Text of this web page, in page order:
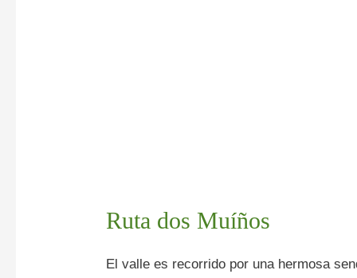
Ruta dos Muíños
El valle es recorrido por una hermosa